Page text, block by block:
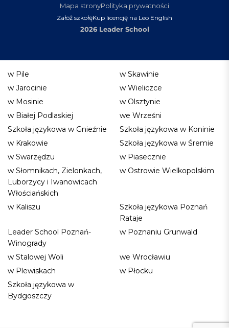
2026 Leader School
Załóż szkołęKup licencję na Leo English
Mapa stronyPolityka prywatności
w Pile
w Skawinie
w Jarocinie
w Wieliczce
w Mosinie
w Olsztynie
w Białej Podlaskiej
we Wrześni
Szkoła językowa w Gnieźnie
Szkoła językowa w Koninie
w Krakowie
Szkoła językowa w Śremie
w Swarzędzu
w Piasecznie
w Słomnikach, Zielonkach,
Luborzycy i Iwanowicach
Włościańskich
w Ostrowie Wielkopolskim
w Kaliszu
Szkoła językowa Poznań
Rataje
Leader School Poznań-
Winogrady
w Poznaniu Grunwald
w Stalowej Woli
we Wrocławiu
w Plewiskach
w Płocku
Szkoła językowa w
Bydgoszczy